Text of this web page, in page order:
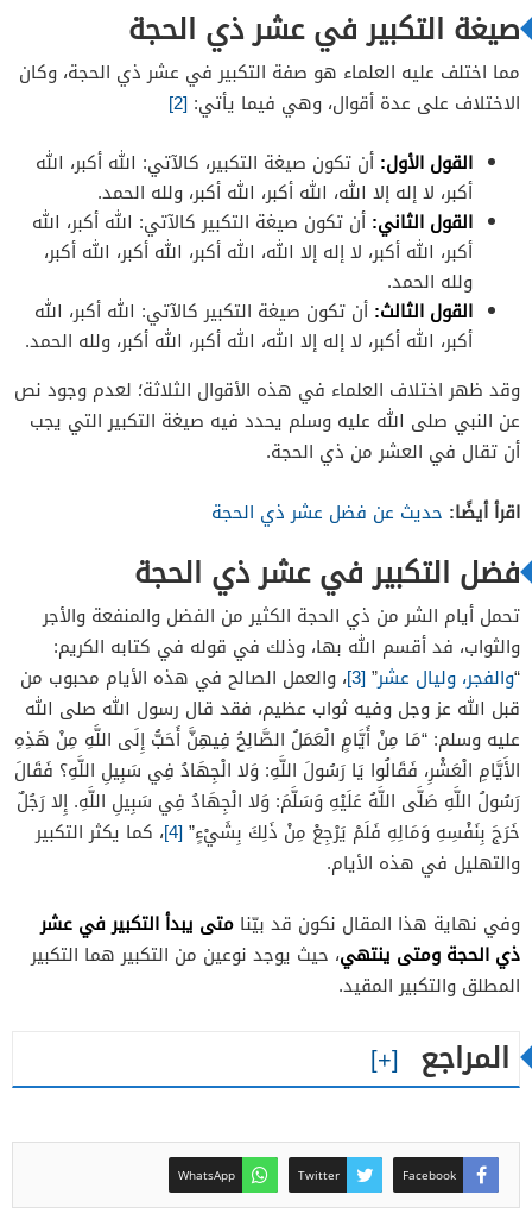
صيغة التكبير في عشر ذي الحجة
مما اختلف عليه العلماء هو صفة التكبير في عشر ذي الحجة، وكان
الاختلاف على عدة أقوال، وهي فيما يأتي: [2]
القول الأول: أن تكون صيغة التكبير، كالآتي: الله أكبر، الله
أكبر، لا إله إلا الله، الله أكبر، الله أكبر، ولله الحمد.
القول الثاني: أن تكون صيغة التكبير كالآتي: الله أكبر، الله
أكبر، الله أكبر، لا إله إلا الله، الله أكبر، الله أكبر، الله أكبر،
ولله الحمد.
القول الثالث: أن تكون صيغة التكبير كالآتي: الله أكبر، الله
أكبر، الله أكبر، لا إله إلا الله، الله أكبر، الله أكبر، ولله الحمد.
وقد ظهر اختلاف العلماء في هذه الأقوال الثلاثة؛ لعدم وجود نص
عن النبي صلى الله عليه وسلم يحدد فيه صيغة التكبير التي يجب
أن تقال في العشر من ذي الحجة.
اقرأ أيضًا: حديث عن فضل عشر ذي الحجة
فضل التكبير في عشر ذي الحجة
تحمل أيام الشر من ذي الحجة الكثير من الفضل والمنفعة والأجر
والثواب، فد أقسم الله بها، وذلك في قوله في كتابه الكريم:
“والفجر، وليال عشر”
[3] ، والعمل الصالح في هذه الأيام محبوب من
قبل الله عز وجل وفيه ثواب عظيم، فقد قال رسول الله صلى الله
عليه وسلم: “مَا مِنْ أَيَّامٍ الْعَمَلُ الصَّالِحُ فِيهِنَّ أَحَبُّ إِلَى اللَّهِ مِنْ هَذِهِ
الأَيَّامِ الْعَشْرِ، فَقَالُوا يَا رَسُولَ اللَّهِ: وَلا الْجِهَادُ فِي سَبِيلِ اللَّهِ؟ فَقَالَ
رَسُولُ اللَّهِ صَلَّى اللَّهُ عَلَيْهِ وَسَلَّمَ: وَلا الْجِهَادُ فِي سَبِيلِ اللَّهِ. إِلا رَجُلٌ
خَرَجَ بِنَفْسِهِ وَمَالِهِ فَلَمْ يَرْجِعْ مِنْ ذَلِكَ بِشَيْءٍ”[4] ، كما يكثر التكبير
والتهليل في هذه الأيام.
وفي نهاية هذا المقال نكون قد بيّنا متى يبدأ التكبير في عشر
ذي الحجة ومتى ينتهي، حيث يوجد نوعين من التكبير هما التكبير
المطلق والتكبير المقيد.
المراجع
Facebook
Twitter
WhatsApp